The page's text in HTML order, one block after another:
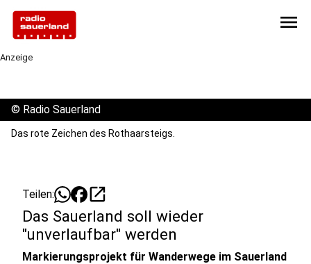
menu
Anzeige
© Radio Sauerland
Das rote Zeichen des Rothaarsteigs.
Teilen: open_in_new
Das Sauerland soll wieder
"unverlaufbar" werden
Markierungsprojekt für Wanderwege im Sauerland